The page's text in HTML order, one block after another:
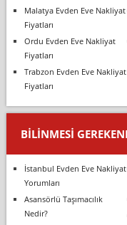
Malatya Evden Eve Nakliyat
Fiyatları
Ordu Evden Eve Nakliyat
Fiyatları
Trabzon Evden Eve Nakliyat
Fiyatları
BILINMESI
İstanbul Evden Eve Nakliyat
Yorumları
Asansörlü Taşımacılık
Nedir?